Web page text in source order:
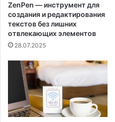
ZenPen — инструмент для
создания и редактирования
текстов без лишних
отвлекающих элементов
28.07.2025